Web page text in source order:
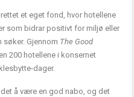
et eget fond, hvor hotellene
som bidrar positivt for miljø eller
Gjennom The Good
200 hotellene i konsernet
dager.
å være en god nabo, og det